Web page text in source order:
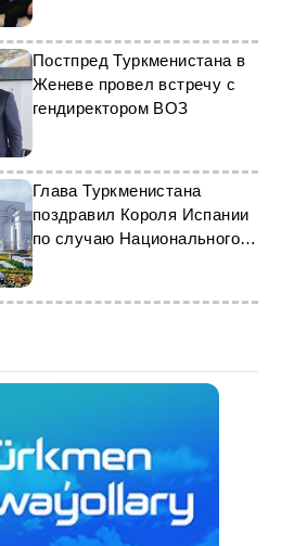
Постпред Туркменистана в
Женеве провел встречу с
гендиректором ВОЗ
Глава Туркменистана
поздравил Короля Испании
по случаю Национального
дня